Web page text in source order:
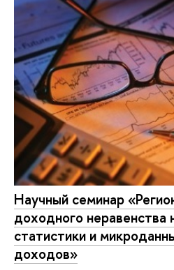
Научный семинар
доходного неравенства
статистики и
доходов»